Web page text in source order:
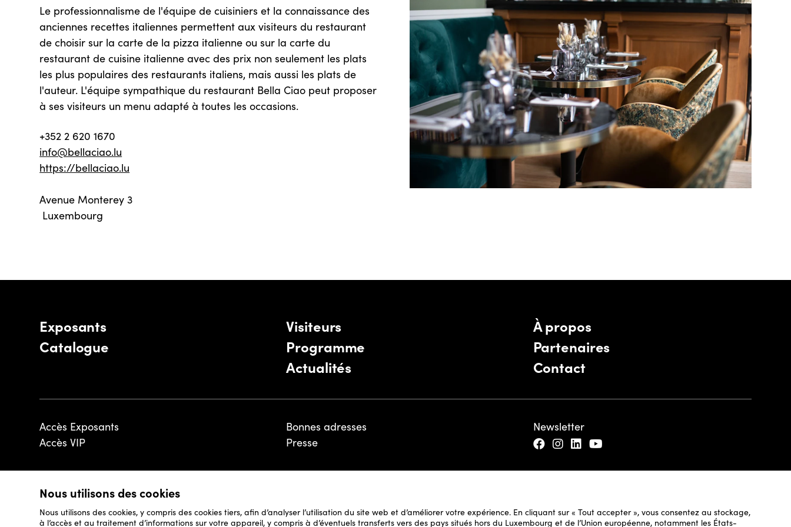
Nous utilisons des cookies
Nous utilisons des cookies, y compris des cookies tiers, afin d’analyser l’utilisation du site web et d’améliorer votre expérience. En cliquant sur « Tout accepter », vous consentez au stockage,
à l’accès et au traitement d’informations sur votre appareil, y compris à d’éventuels transferts vers des pays situés hors du Luxembourg et de l’Union européenne, notamment les États-
Le professionnalisme de l'équipe de cuisiniers et la connaissance des
anciennes recettes italiennes permettent aux visiteurs du restaurant
de choisir sur la carte de la pizza italienne ou sur la carte du
restaurant de cuisine italienne avec des prix non seulement les plats
les plus populaires des restaurants italiens, mais aussi les plats de
l'auteur. L'équipe sympathique du restaurant Bella Ciao peut proposer
à ses visiteurs un menu adapté à toutes les occasions.
+352 2 620 1670
info@bellaciao.lu
https://bellaciao.lu
Avenue Monterey 3
Luxembourg
Exposants
Catalogue
Visiteurs
Programme
Actualités
À propos
Partenaires
Contact
Accès Exposants
Accès VIP
Bonnes adresses
Presse
Newsletter
© 2026 - Luxembourg Art Week S.A.
Politique de Cookies